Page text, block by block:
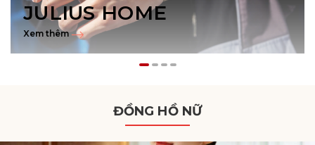
JULIUS HOME
Xem thêm
ĐỒNG HỒ NỮ